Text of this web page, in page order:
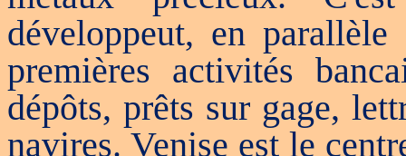
développeut, en
premières activités
dépôts, prêts sur gage,
navires. Venise est le